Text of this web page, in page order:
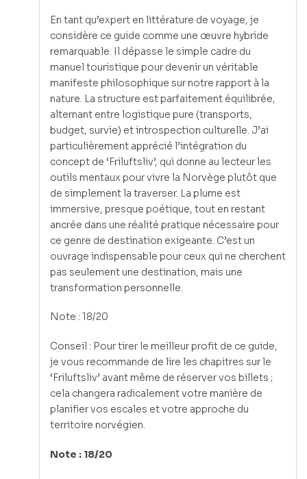
En tant qu’expert en littérature de voyage, je
considère ce guide comme une œuvre hybride
remarquable. Il dépasse le simple cadre du
manuel touristique pour devenir un véritable
manifeste philosophique sur notre rapport à la
nature. La structure est parfaitement équilibrée,
alternant entre logistique pure (transports,
budget, survie) et introspection culturelle. J’ai
particulièrement apprécié l’intégration du
concept de ‘Friluftsliv’, qui donne au lecteur les
outils mentaux pour vivre la Norvège plutôt que
de simplement la traverser. La plume est
immersive, presque poétique, tout en restant
ancrée dans une réalité pratique nécessaire pour
ce genre de destination exigeante. C’est un
ouvrage indispensable pour ceux qui ne cherchent
pas seulement une destination, mais une
transformation personnelle.
Note : 18/20
Conseil : Pour tirer le meilleur profit de ce guide,
je vous recommande de lire les chapitres sur le
‘Friluftsliv’ avant même de réserver vos billets ;
cela changera radicalement votre manière de
planifier vos escales et votre approche du
territoire norvégien.
Note : 18/20